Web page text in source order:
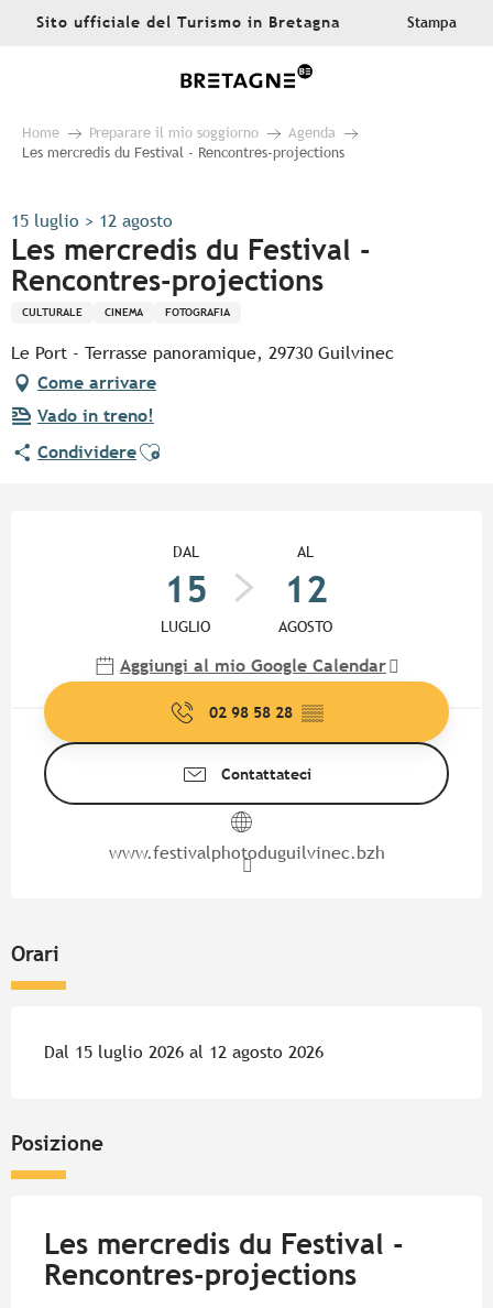
AllerSito ufficiale del Turismo in Bretagna Stampa
Home Preparare il mio soggiorno
Agenda
Les mercredis du Festival - Rencontres-projections
15 luglio > 12 agosto
Les mercredis du Festival -
Rencontres-projections
CULTURALE CINEMA FOTOGRAFIA
Le Port - Terrasse panoramique, 29730 Guilvinec
Come arrivare
Vado in treno!
CondividereAjouter aux favoris
DAL
15
LUGLIO
AL
12
AGOSTO
Aggiungi al mio Google Calendar
02 98 58 28 ▒▒
Contattateci
www.festivalphotoduguilvinec.bzh
Orari
Dal 15 luglio 2026 al 12 agosto 2026
Posizione
Les mercredis du Festival -
Rencontres-projections